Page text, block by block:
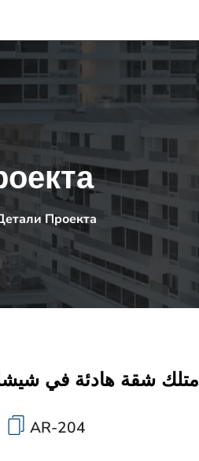
Проекта
امتلك شقة هادئة في
AR-204